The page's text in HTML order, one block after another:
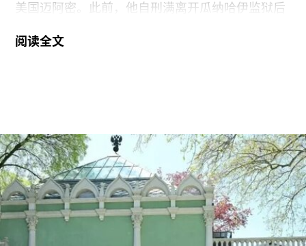
美国迈阿密。此前，他自刑满离开瓜纳哈伊监狱后
拉抵达时手中紧握着一尊从古巴带来的残破圣母玛
活动而被判处的五年刑期，仅提前数日获释。古巴
裔美国艺术家可可·福斯科（Coco Fusco）近日曾
撰文追问奥特罗·阿尔坎塔拉出狱后的下落。7月17
日，美国驻哈瓦那大使馆一名官员向《纽约时报》
透露，奥特罗·阿尔坎塔拉已获发人道主义签证，能
够进入美国，开始其被迫流亡的生活。
阅读全文